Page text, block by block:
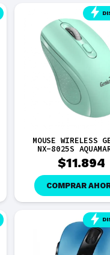
MOUSE WIRELESS
NX-8025S
$11.894
COMPRAR